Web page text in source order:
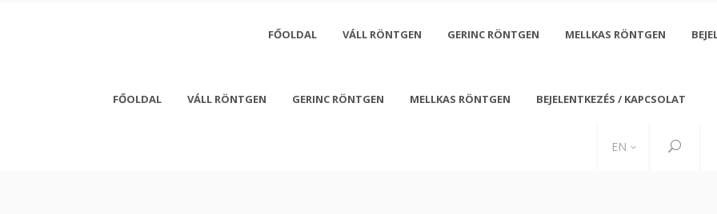
Monday - Friday 08:00 - 20:00
+ 0800 2466 7921
FŐOLDAL VÁLL RÖNTGEN GERINC RÖNTGEN MELLKAS RÖNTGEN BEJELENTKEZÉS / KAPCSOLAT
EN
FŐOLDAL VÁLL RÖNTGEN GERINC RÖNTGEN MELLKAS RÖNTGEN